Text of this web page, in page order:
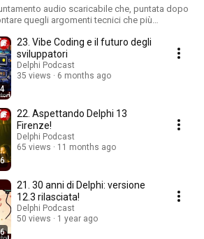
audio scaricabile che, puntata dopo
quegli argomenti tecnici che più
lo sviluppo software, ma che possono anche
utili anche ad altri. Si parlerà di
di metodologie di programmazione, delle
blog degli sviluppatori che sono un punto di
stranieri, nonché delle novità delle ultime
in cui vengono rilasciate. Quando
le interviste a guru ed esperti sui prodotti, le
risorse che possono essere di estremo aiuto
i giorni, senza tralasciare ovviamente i
community degli ascoltatori del podcast.
23. Vibe Coding e il futuro degli
sviluppatori
Delphi Podcast
35 views
6 months ago
22. Aspettando Delphi 13
Firenze!
Delphi Podcast
65 views
11 months ago
21. 30 anni di Delphi: versione
12.3 rilasciata!
Delphi Podcast
50 views
1 year ago